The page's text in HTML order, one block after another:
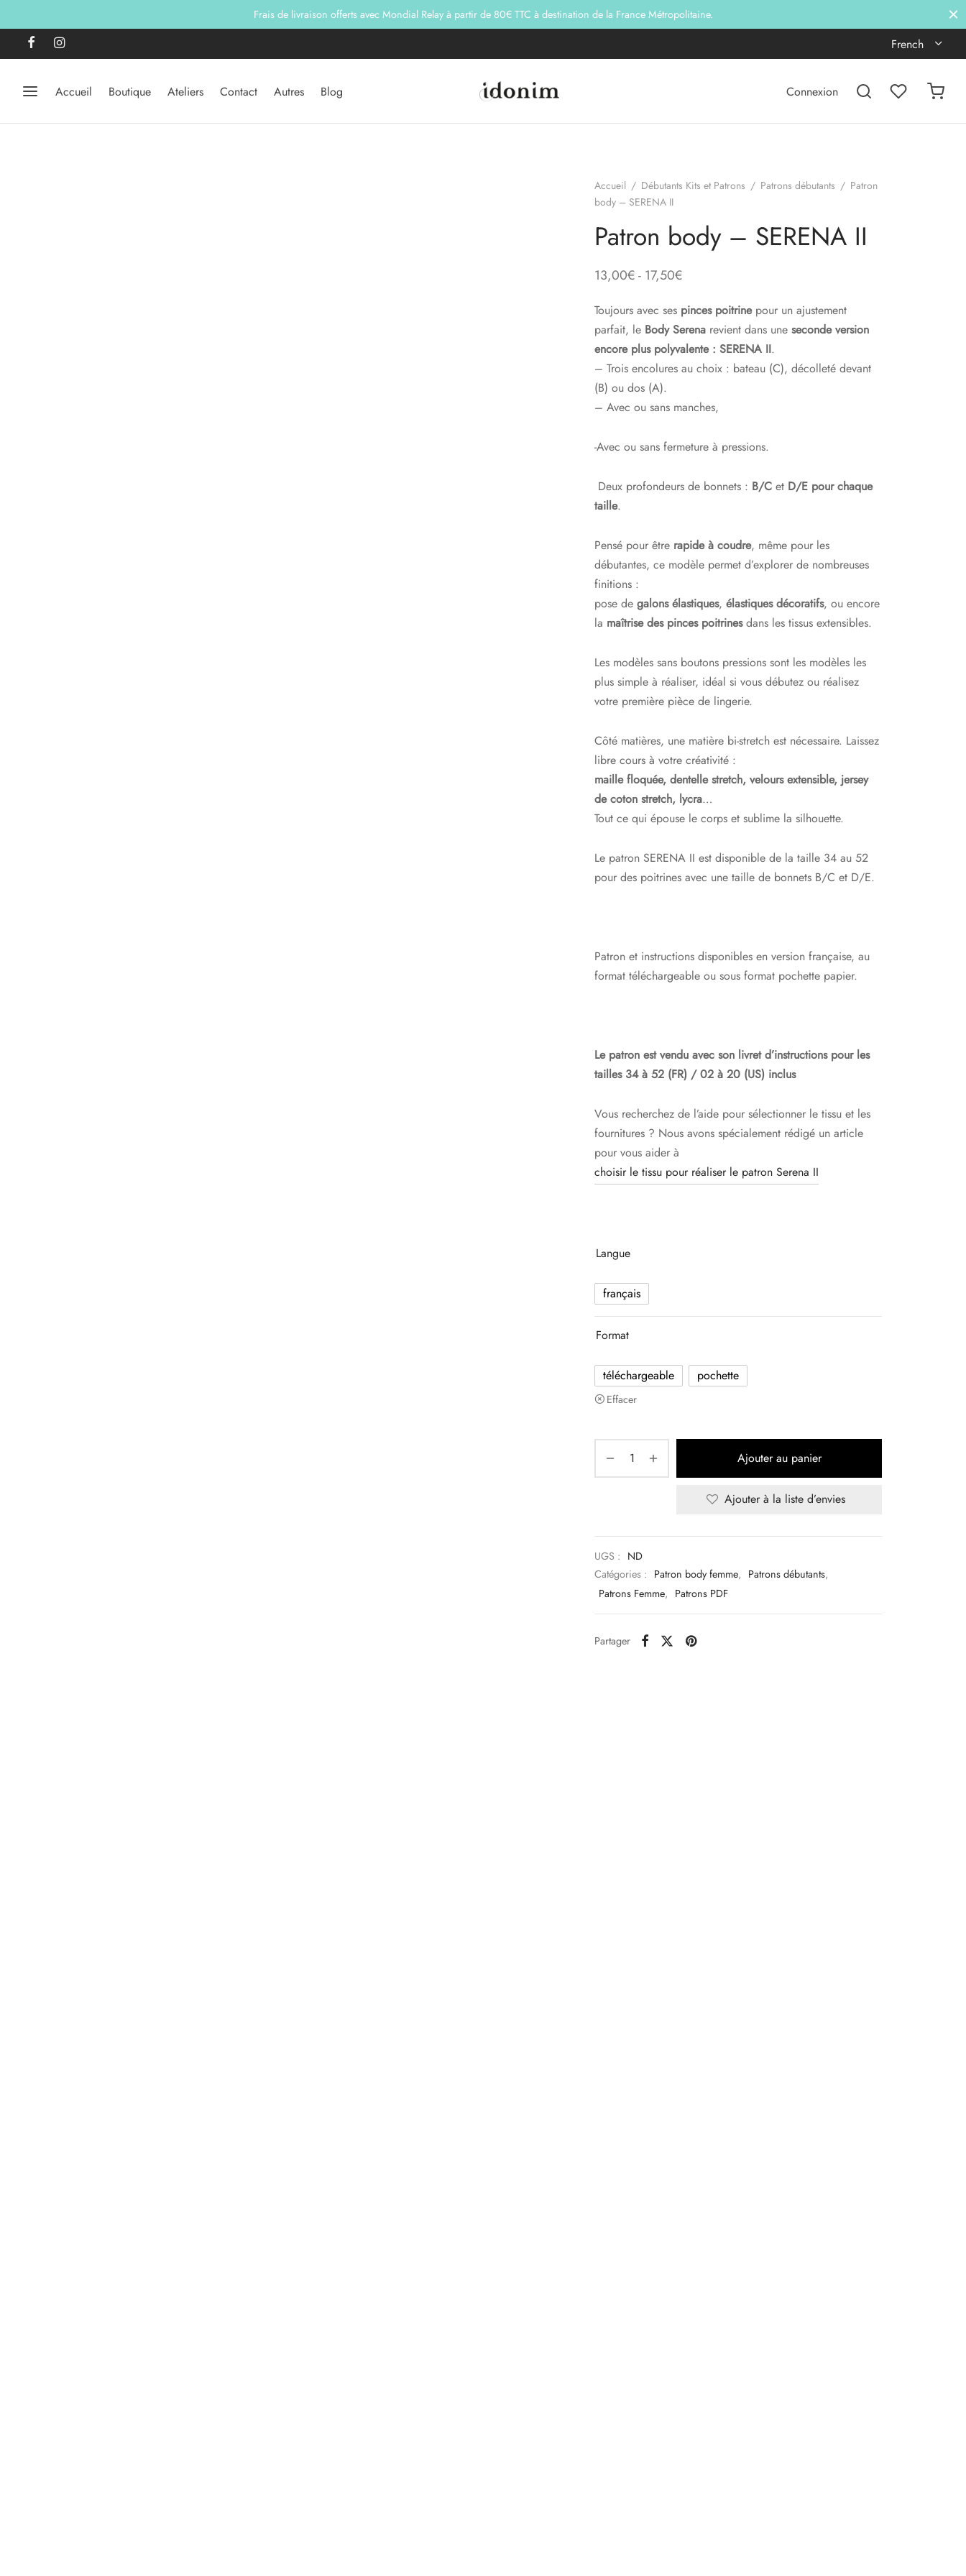
Frais de livraison offerts avec Mondial Relay à partir de 80€ TTC à destination de la France Métropolitaine.
French
Accueil Boutique Ateliers Contact Autres Blog Connexion
Accueil / Débutants Kits et Patrons / Patrons débutants / Patron
body – SERENA II
Patron body – SERENA II
13,00€- 17,50€Gamme
:
13,00€
à
Toujours avec ses pinces poitrinepour un ajustement
parfait, le Body Serena revient dans une seconde version
encore plus polyvalente : SERENA II.
– Trois encolures au choix : bateau (C), décolleté devant
(B) ou dos (A).
– Avec ou sans manches,
-Avec ou sans fermeture à pressions.
Deux profondeurs de bonnets : B/C et D/E pour chaque
taille.
Pensé pour être rapide à coudre, même pour les
débutantes, ce modèle permet d’explorer de nombreuses
finitions :
pose de galons élastiques, élastiques décoratifs, ou encore
la maîtrise des pinces poitrinesdans les tissus extensibles.
Les modèles sans boutons pressions sont les modèles les
plus simple à réaliser, idéal si vous débutez ou réalisez
votre première pièce de lingerie.
Côté matières, une matière bi-stretch est nécessaire. Laissez
libre cours à votre créativité :
maille floquée, dentelle stretch, velours extensible, jersey
de coton stretch, lycra…
Tout ce qui épouse le corps et sublime la silhouette.
Le patron SERENA II est disponible de la taille 34 au 52
pour des poitrines avec une taille de bonnets B/C et D/E.
Patron et instructions disponibles en version française, au
format téléchargeable ou sous format pochette papier.
Le patron est vendu avec son livret d’instructionspour les
tailles 34 à 52 (FR) / 02 à 20 (US) inclus
Vous recherchez de l’aide pour sélectionner le tissu et les
fournitures ? Nous avons spécialement rédigé un article
pour vous aider à
choisir le tissu pour réaliser le patron Serena II
Langue
français
Format
téléchargeable pochette
Effacer
Ajouter au panier
Ajouter à la liste d’envies
UGS : ND
Catégories : Patron body femme, Patrons débutants,
Patrons Femme, Patrons PDF
Partager